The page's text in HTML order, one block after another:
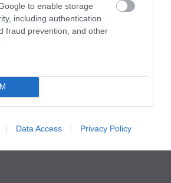
to enable storage
including authentication
fraud prevention, and other
Data Access Privacy Policy